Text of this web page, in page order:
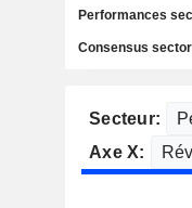
Performances
Consensus
Secteur:
Axe X: